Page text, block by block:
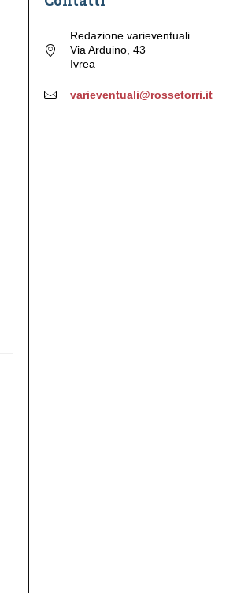
Redazione varieventuali
Via Arduino, 43
Ivrea
varieventuali@rossetorri.it